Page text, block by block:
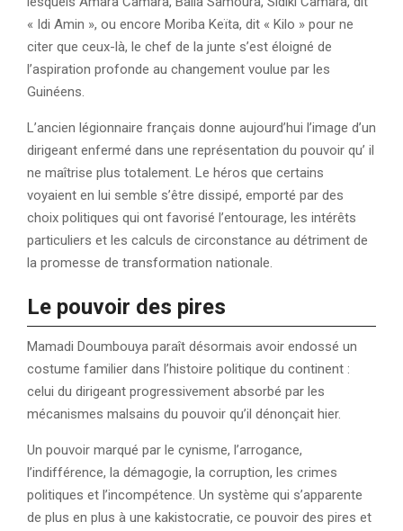
« Idi Amin », ou encore Moriba Keïta, dit « Kilo » pour ne
citer que ceux-là, le chef de la junte s’est éloigné de
l’aspiration profonde au changement voulue par les
Guinéens.
L’ancien légionnaire français donne aujourd’hui l’image d’un
dirigeant enfermé dans une représentation du pouvoir qu’ il
ne maîtrise plus totalement. Le héros que certains
voyaient en lui semble s’être dissipé, emporté par des
choix politiques qui ont favorisé l’entourage, les intérêts
particuliers et les calculs de circonstance au détriment de
la promesse de transformation nationale.
Le pouvoir des pires
Mamadi Doumbouya paraît désormais avoir endossé un
costume familier dans l’histoire politique du continent :
celui du dirigeant progressivement absorbé par les
mécanismes malsains du pouvoir qu’il dénonçait hier.
Un pouvoir marqué par le cynisme, l’arrogance,
l’indifférence, la démagogie, la corruption, les crimes
politiques et l’incompétence. Un système qui s’apparente
de plus en plus à une kakistocratie, ce pouvoir des pires et